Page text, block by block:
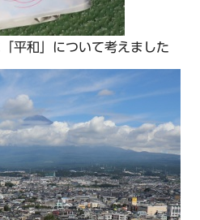
平和」について考えました